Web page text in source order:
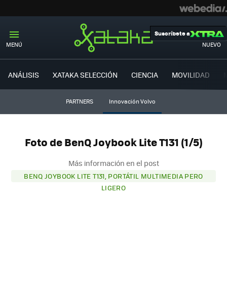
MENÚ NUEVO
Suscríbete a
ANÁLISIS XATAKA SELECCIÓN CIENCIA MOVILIDAD
PARTNERS Innovación Volvo
Foto de BenQ Joybook Lite T131 (1/5)
Más información en el post
BENQ JOYBOOK LITE T131, PORTÁTIL MULTIMEDIA PERO
LIGERO